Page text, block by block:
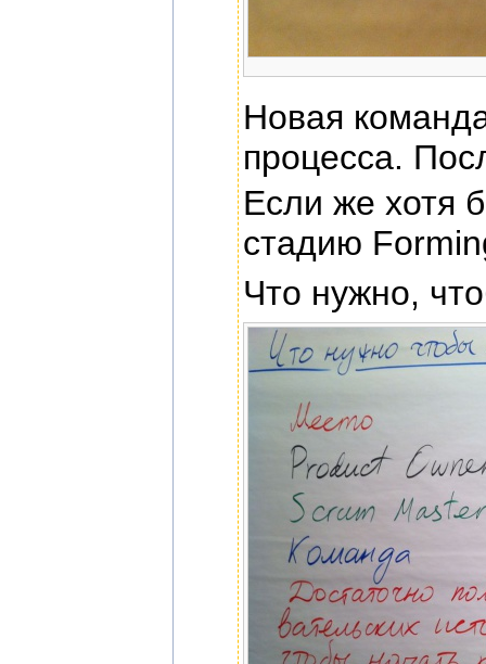
Новая
процесса.
Если же хотя
стадию
Что нужно,